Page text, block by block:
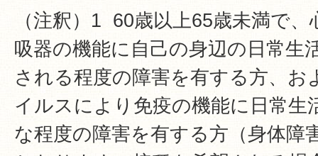
（注釈）1 60歳以上65歳未満で
吸器の機能に自己の身辺の日常生
される程度の障害を有する方、お
イルスにより免疫の機能に日常生
な程度の障害を有する方（身体障